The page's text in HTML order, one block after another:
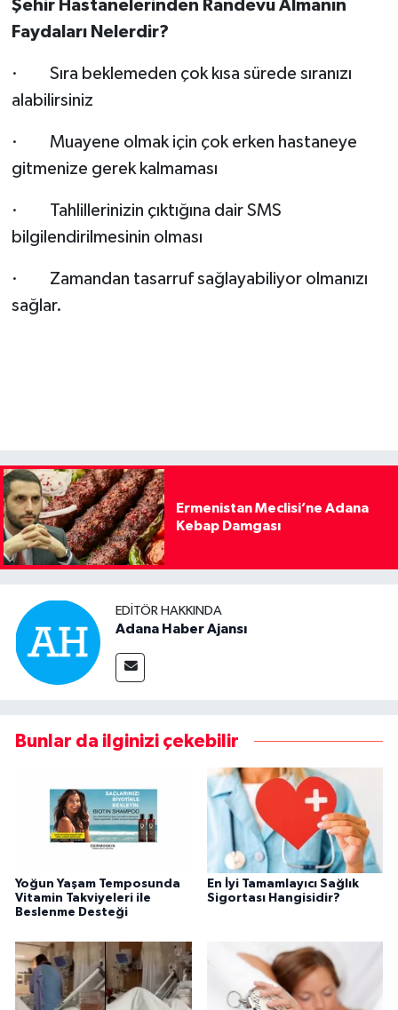
Şehir Hastanelerinden Randevu Almanın
Faydaları Nelerdir?
· Sıra beklemeden çok kısa sürede sıranızı
alabilirsiniz
· Muayene olmak için çok erken hastaneye
gitmenize gerek kalmaması
· Tahlillerinizin çıktığına dair SMS
bilgilendirilmesinin olması
· Zamandan tasarruf sağlayabiliyor olmanızı
sağlar.
Ermenistan Meclisi’ne Adana
Kebap Damgası
EDITÖR HAKKINDA
Adana Haber Ajansı
Bunlar da ilginizi çekebilir
Yoğun Yaşam Temposunda
Vitamin Takviyeleri ile
Beslenme Desteği
En İyi Tamamlayıcı Sağlık
Sigortası Hangisidir?